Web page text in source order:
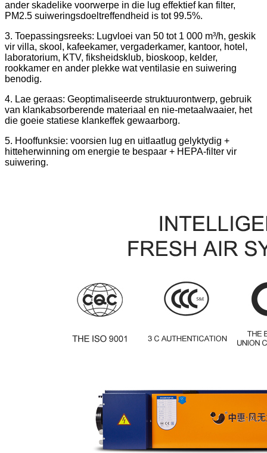
ander skadelike voorwerpe in die lug effektief kan filter,
PM2.5 suiweringsdoeltreffendheid is tot 99.5%.
3. Toepassingsreeks: Lugvloei van 50 tot 1 000 m³/h, geskik
vir villa, skool, kafeekamer, vergaderkamer, kantoor, hotel,
laboratorium, KTV, fiksheidsklub, bioskoop, kelder,
rookkamer en ander plekke wat ventilasie en suiwering
benodig.
4. Lae geraas: Geoptimaliseerde struktuurontwerp, gebruik
van klankabsorberende materiaal en nie-metaalwaaier, het
die goeie statiese klankeffek gewaarborg.
5. Hooffunksie: voorsien lug en uitlaatlug gelyktydig +
hitteherwinning om energie te bespaar + HEPA-filter vir
suiwering.